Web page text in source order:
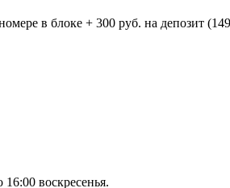
в блоке + 300 руб. на депозит
воскресенья.